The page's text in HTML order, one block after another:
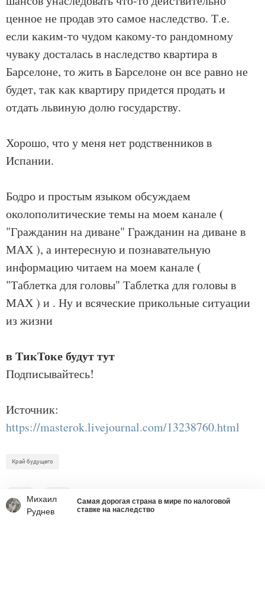
ценное не продав это самое наследство. Т.е.
если каким-то чудом какому-то рандомному
чуваку досталась в наследство квартира в
Барселоне, то жить в Барселоне он все равно не
будет, так как квартиру придется продать и
отдать львиную долю государству.
Хорошо, что у меня нет родственников в
Испании.
Бодро и простым языком обсуждаем
околополитические темы на моем канале (
"Гражданин на диване" Гражданин на диване в
МАХ), а интересную и познавательную
информацию читаем на моем канале (
"Таблетка для головы" Таблетка для головы в
МАХ) и . Ну и всяческие прикольные ситуации
из жизни
в ТикТокебудут тут
Подписывайтесь!
Источник:
https://masterok.livejournal.com/13238760.html
Край будущего
5Михаил
Руднев
Самая дорогая страна в мире по налоговой
ставке на наследство